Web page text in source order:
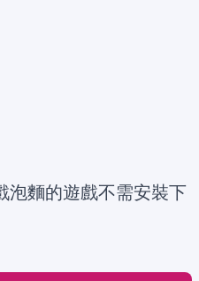
泡麵的遊戲不需安裝下